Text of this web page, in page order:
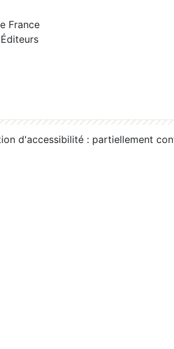
France
d'accessibilité : partiellement